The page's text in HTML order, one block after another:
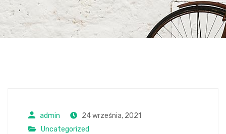
admin
24 września, 2021
Uncategorized